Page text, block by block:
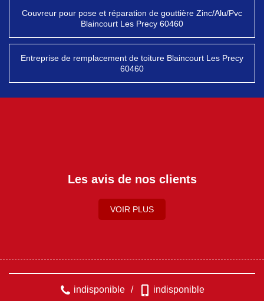
Couvreur pour pose et réparation de gouttière Zinc/Alu/Pvc
Blaincourt Les Precy 60460
Entreprise de remplacement de toiture Blaincourt Les Precy
60460
Les avis de nos clients
VOIR PLUS
indisponible / indisponible